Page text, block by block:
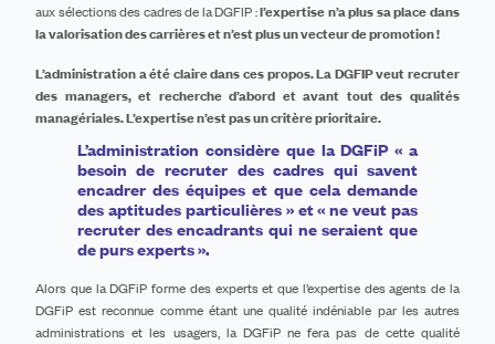
aux sélections des cadres de la DGFIP :l’expertise n’a plus sa place dans
la valorisation des carrières et n’est plus un vecteur de promotion !
L’administration a été claire dans ces propos. La DGFIP veutrecruter
des managers,et recherched’abord et avant toutdes qualités
managériales. L’expertise n’est pas un critère prioritaire.
L’administration considère que la DGFiP« a
besoin de recruter des cadres qui savent
encadrer des équipes et que cela demande
des aptitudes particulières » et « ne veut pas
recruter des encadrants qui ne seraient que
de purs experts ».
Alors que la DGFiP forme des experts et que l’expertise des agents de la
DGFiP est reconnue comme étant une qualité indéniable par les autres
administrations et les usagers, la DGFiP ne fera pas de cette qualité